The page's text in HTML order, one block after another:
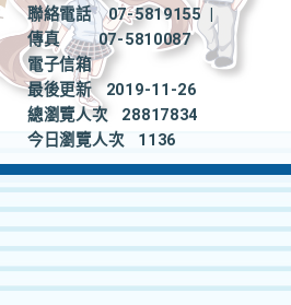
聯絡電話
07-5819155
|
傳真
07-5810087
電子信箱
最後更新
2019-11-26
總瀏覽人次
28817834
今日瀏覽人次
1136